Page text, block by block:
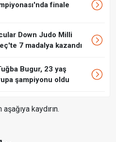
finale
Down Judo Milli
7 madalya kazandı
Bugur, 23 yaş
şampiyonu oldu
kaydırın.